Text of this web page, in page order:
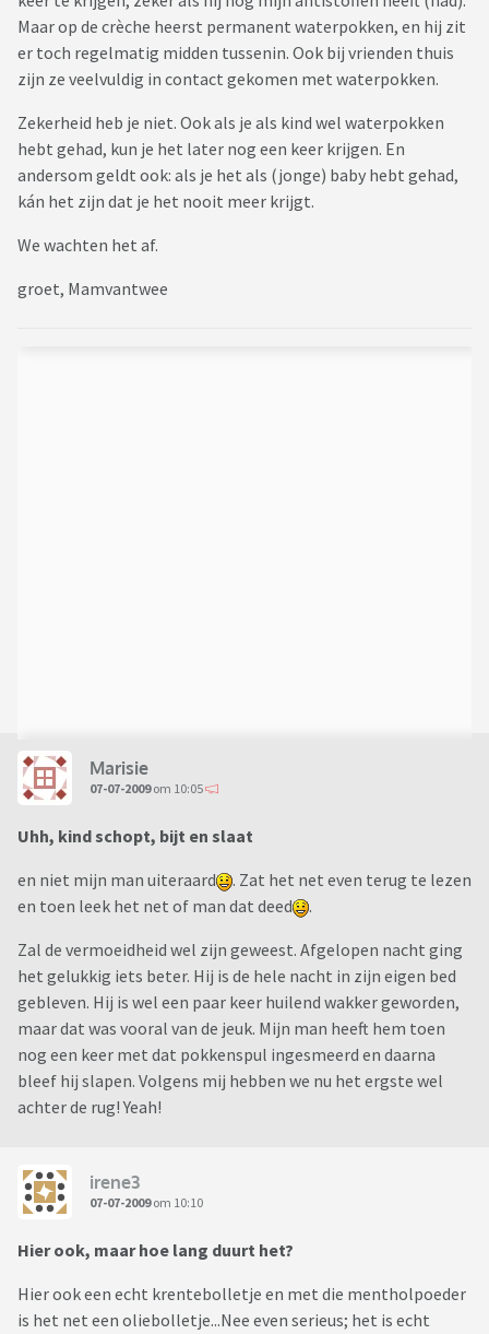
Maar op de crèche heerst permanent waterpokken, en hij zit
er toch regelmatig midden tussenin. Ook bij vrienden thuis
zijn ze veelvuldig in contact gekomen met waterpokken.
Zekerheid heb je niet. Ook als je als kind wel waterpokken
hebt gehad, kun je het later nog een keer krijgen. En
andersom geldt ook: als je het als (jonge) baby hebt gehad,
kán het zijn dat je het nooit meer krijgt.
We wachten het af.
groet, Mamvantwee
Marisie
07-07-2009om 10:05
Uhh, kind schopt, bijt en slaat
en niet mijn man uiteraard
. Zat het net even terug te lezen
en toen leek het net of man dat deed
.
Zal de vermoeidheid wel zijn geweest. Afgelopen nacht ging
het gelukkig iets beter. Hij is de hele nacht in zijn eigen bed
gebleven. Hij is wel een paar keer huilend wakker geworden,
maar dat was vooral van de jeuk. Mijn man heeft hem toen
nog een keer met dat pokkenspul ingesmeerd en daarna
bleef hij slapen. Volgens mij hebben we nu het ergste wel
achter de rug! Yeah!
irene3
07-07-2009om 10:10
Hier ook, maar hoe lang duurt het?
Hier ook een echt krentebolletje en met die mentholpoeder
is het net een oliebolletje...Nee even serieus; het is echt